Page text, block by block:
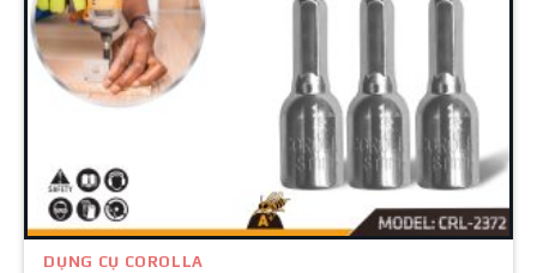
DỤNG CỤ COROLLA